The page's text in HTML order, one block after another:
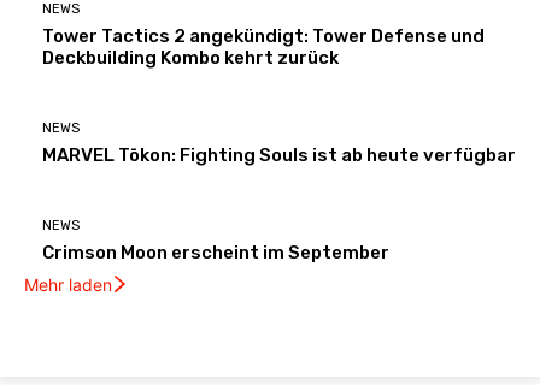
NEWS
Tower Tactics 2 angekündigt: Tower Defense und
Deckbuilding Kombo kehrt zurück
NEWS
MARVEL Tōkon: Fighting Souls ist ab heute verfügbar
NEWS
Crimson Moon erscheint im September
Mehr laden